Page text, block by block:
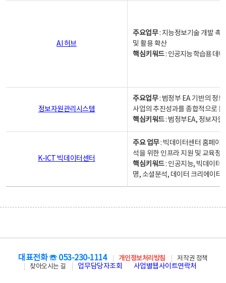
AI 허브
주요업무: 지능정보기술 개발 촉
및 활용 확산
핵심키워드: 인공지능 학습용 데
정보자원관리시스템
주요업무: 범정부 EA 기반의 정
사업의 추진성과를 종합적으로
핵심키워드: 범정부EA, 정보자
K-ICT 빅데이터센터
주요 업무: 빅데이터센터 홈페이
석을 위한 인프라 지원 및 교육정
핵심키워드: 인공지능, 빅데이터,
명, 소셜분석, 데이터 크리에이터
대표전화 ☏ 053-230-1114 개인정보처리방침
저작권 정책
찾아오시는 길
업무담당자조회 사업별웹사이트연락처